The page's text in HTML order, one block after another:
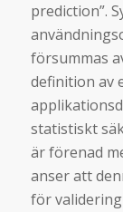
prediction”.
försummas
definition av
statistiskt
är förenad
anser att
för